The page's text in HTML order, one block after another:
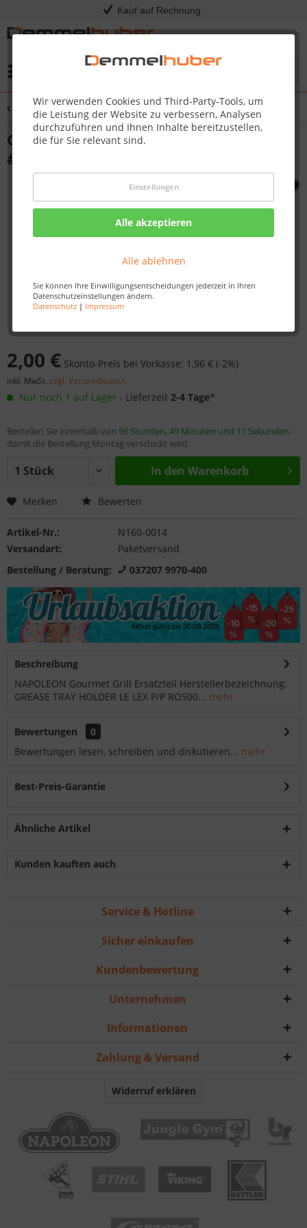
Kauf auf Rechnung
Wir verwenden Cookies und Third-Party-Tools, um
die Leistung der Website zu verbessern, Analysen
durchzuführen und Ihnen Inhalte bereitzustellen,
die für Sie relevant sind.
Einstellungen
Alle akzeptieren
Alle ablehnen
Sie können Ihre Einwilligungsentscheidungen jederzeit in Ihren
Datenschutzeinstellungen ändern.
Datenschutz| Impressum
Übersicht Sonstige Ersatzteile
GREASE TRAY HOLDER LE LEX P/P RO500
#N160-0014
2,00 € Skonto-Preis bei Vorkasse: 1,96 € (-2%)
inkl. MwSt. zzgl. Versandkosten
Nur noch 1 auf Lager - Lieferzeit 2-4 Tage*
Bestellen Sie innerhalb von 56 Stunden, 49 Minuten und 11 Sekunden,
damit die Bestellung Montag verschickt wird.
In den Warenkorb
Merken Bewerten
Artikel-Nr.:
N160-0014
Versandart:
Paketversand
Bestellung / Beratung:
037207 9970-400
Beschreibung
NAPOLEON Gourmet Grill Ersatzteil Herstellerbezeichnung:
GREASE TRAY HOLDER LE LEX P/P RO500... mehr
Bewertungen
0
Bewertungen lesen, schreiben und diskutieren... mehr
Best-Preis-Garantie
Ähnliche Artikel
Kunden kauften auch
Service & Hotline
Sicher einkaufen
Kundenbewertung
Unternehmen
Informationen
Zahlung & Versand
Widerruf erklären